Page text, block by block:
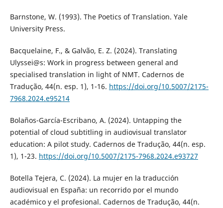
Barnstone, W. (1993). The Poetics of Translation. Yale
University Press.
Bacquelaine, F., & Galvão, E. Z. (2024). Translating
Ulyssei@s: Work in progress between general and
specialised translation in light of NMT. Cadernos de
Tradução, 44(n. esp. 1), 1-16. https://doi.org/10.5007/2175-
7968.2024.e95214
Bolaños-García-Escribano, A. (2024). Untapping the
potential of cloud subtitling in audiovisual translator
education: A pilot study. Cadernos de Tradução, 44(n. esp.
1), 1-23. https://doi.org/10.5007/2175-7968.2024.e93727
Botella Tejera, C. (2024). La mujer en la traducción
audiovisual en España: un recorrido por el mundo
académico y el profesional. Cadernos de Tradução, 44(n.